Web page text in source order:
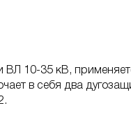
ВЛ 10-35 кВ,
в себя два
.